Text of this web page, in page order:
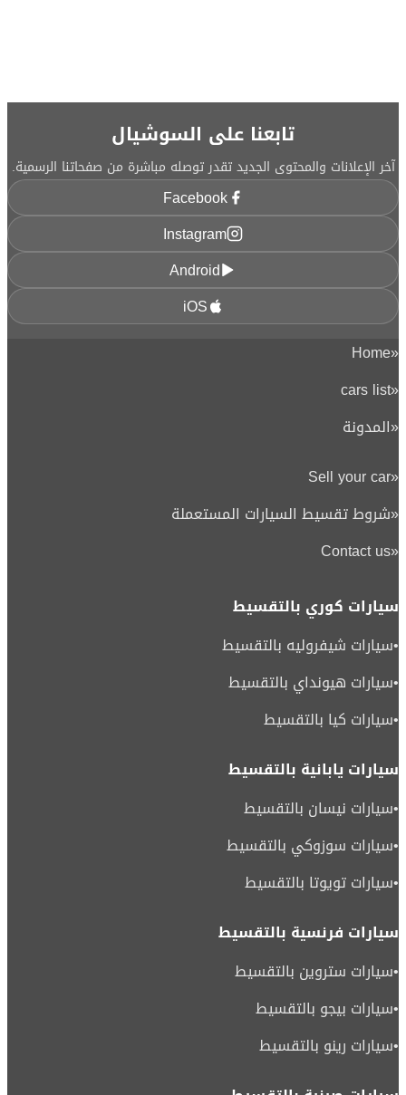
تابعنا على السوشيال
آخر الإعلانات والمحتوى الجديد تقدر توصله مباشرة من صفحاتنا الرسمية.
Facebook
Instagram
Android
iOS
«
Home
«
cars list
«المدونة
«
Sell your car
«شروط تقسيط السيارات المستعملة
«
Contact us
سيارات كوري بالتقسيط
•سيارات شيفروليه بالتقسيط
•سيارات هيونداي بالتقسيط
•سيارات كيا بالتقسيط
سيارات يابانية بالتقسيط
•سيارات نيسان بالتقسيط
•سيارات سوزوكي بالتقسيط
•سيارات تويوتا بالتقسيط
سيارات فرنسية بالتقسيط
•سيارات ستروين بالتقسيط
•سيارات بيجو بالتقسيط
•سيارات رينو بالتقسيط